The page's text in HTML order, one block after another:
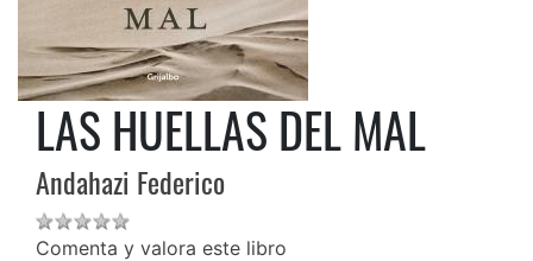
LAS HUELLAS DEL MAL
Andahazi Federico
Comenta y valora este libro